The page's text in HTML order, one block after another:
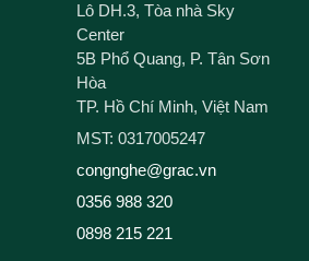
Lô DH.3, Tòa nhà Sky
Center
5B Phổ Quang, P. Tân Sơn
Hòa
TP. Hồ Chí Minh, Việt Nam
MST: 0317005247
congnghe@grac.vn
0356 988 320
0898 215 221